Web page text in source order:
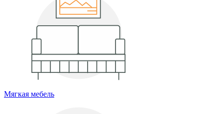
Мягкая мебель